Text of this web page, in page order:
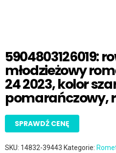
5904803126019:
młodzieżowy
24 2023, kolor
pomarańczowy,
SPRAWDŹ CENĘ
SKU: 14832-39443 Kategorie: